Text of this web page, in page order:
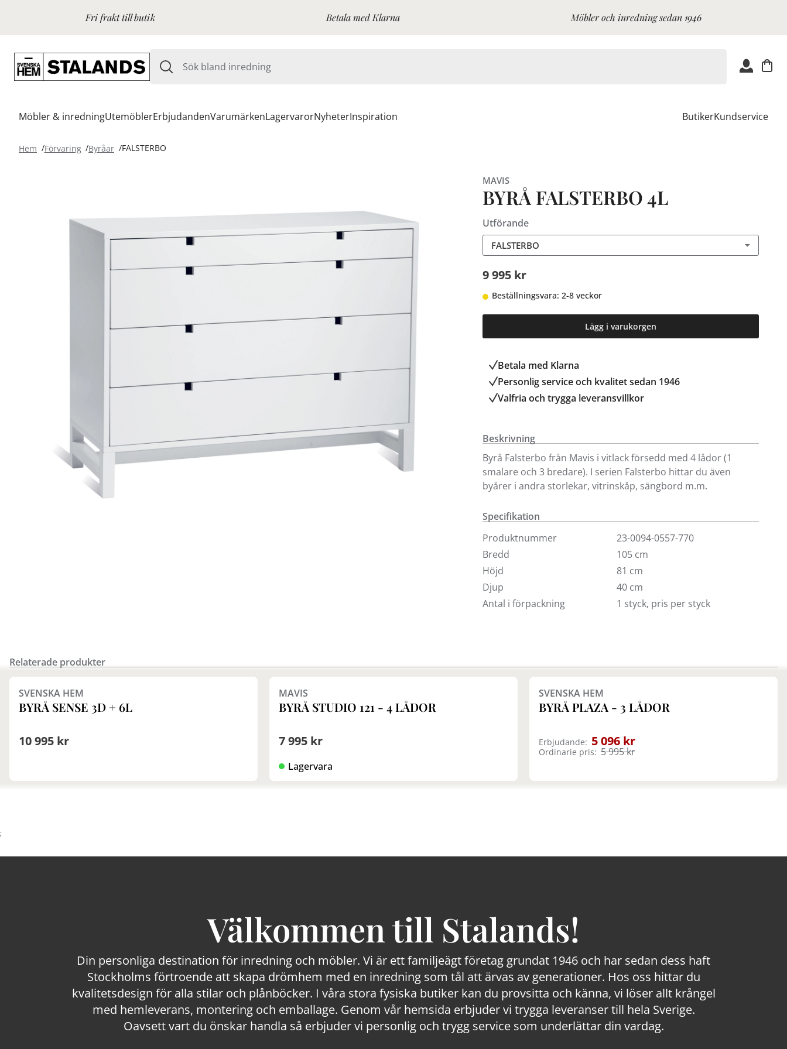
Fri frakt till butik Betala med Klarna Möbler och inredning sedan 1946
Möbler & inredningUtemöblerErbjudandenVarumärkenLagervarorNyheterInspiration ButikerKundservice
Hem Förvaring Byråar FALSTERBO
MAVIS
BYRÅ FALSTERBO 4L
Utförande
FALSTERBO
9 995 kr
Beställningsvara: 2-8 veckor
Lägg i varukorgen
Betala med Klarna
Personlig service och kvalitet sedan 1946
Valfria och trygga leveransvillkor
Beskrivning
Byrå Falsterbo från Mavis i vitlack försedd med 4 lådor (1
smalare och 3 bredare). I serien Falsterbo hittar du även
byårer i andra storlekar, vitrinskåp, sängbord m.m.
Specifikation
Produktnummer
23-0094-0557-770
Bredd
105 cm
Höjd
81 cm
Djup
40 cm
Antal i förpackning
1 styck, pris per styck
Relaterade produkter Finns i fler val (3)
SVENSKA HEM
BYRÅ SENSE 3D + 6L
10 995 kr
MAVIS
BYRÅ STUDIO 121 - 4 LÅDOR
7 995 kr
Lagervara
Finns i fler val (2)
SVENSKA HEM
BYRÅ PLAZA - 3 LÅDOR
Erbjudande: 5 096 kr
Ordinarie pris: 5 995 kr
;
Välkommen till Stalands!
Din personliga destination för inredning och möbler. Vi är ett familjeägt företag grundat 1946 och har sedan dess haft
Stockholms förtroende att skapa drömhem med en inredning som tål att ärvas av generationer. Hos oss hittar du
kvalitetsdesign för alla stilar och plånböcker. I våra stora fysiska butiker kan du provsitta och känna, vi löser allt krångel
med hemleverans, montering och emballage. Genom vår hemsida erbjuder vi trygga leveranser till hela Sverige.
Oavsett vart du önskar handla så erbjuder vi personlig och trygg service som underlättar din vardag.